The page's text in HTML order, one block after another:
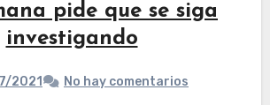
pide que se siga
investigando
2021 No hay comentarios